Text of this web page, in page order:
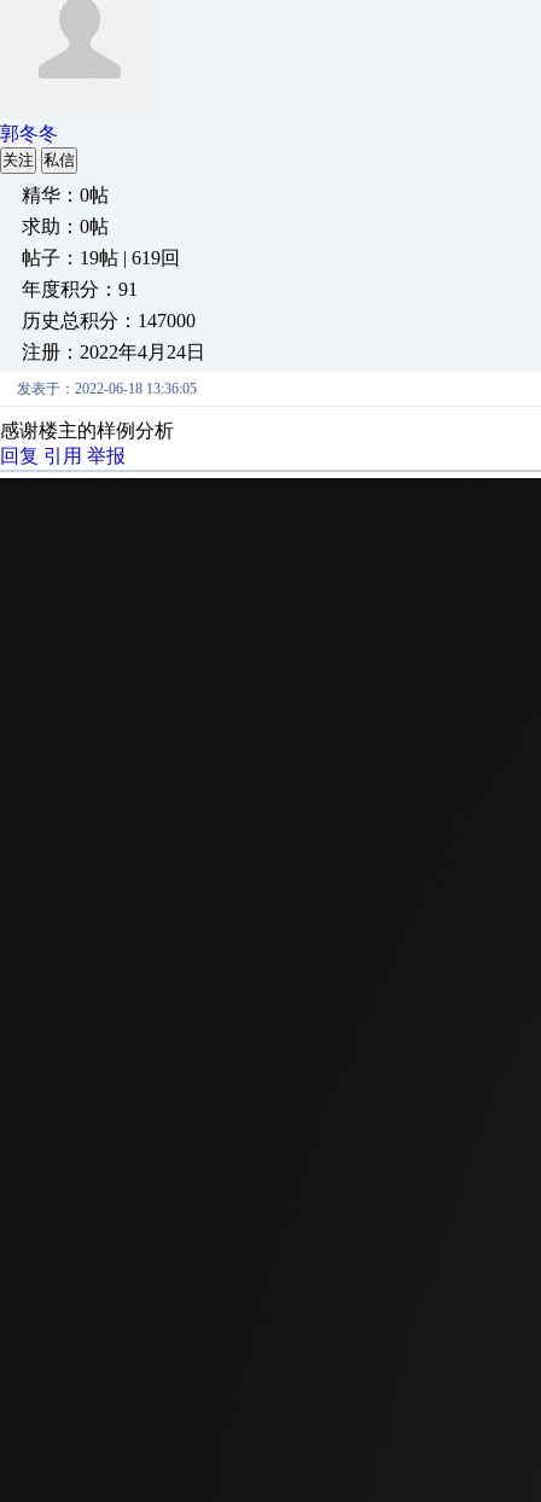
郭冬冬
关注 私信
精华：0帖
求助：0帖
帖子：19帖 | 619回
年度积分：91
历史总积分：147000
注册：2022年4月24日
发表于：2022-06-18 13:36:05
感谢楼主的样例分析
回复 引用 举报